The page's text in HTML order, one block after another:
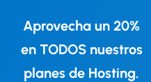
Aprovecha un 20%
en TODOS nuestros
planes de Hosting.